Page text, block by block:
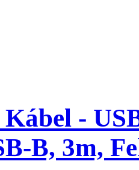
-
B, 3m,